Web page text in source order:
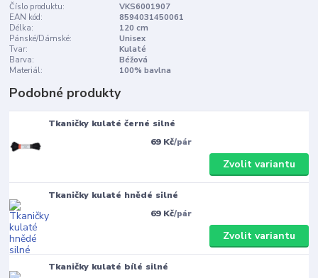
Číslo produktu:
VKS6001907
EAN kód:
8594031450061
Délka:
120 cm
Pánské/Dámské:
Unisex
Tvar:
Kulaté
Barva:
Béžová
Materiál:
100% bavlna
Podobné produkty
Tkaničky kulaté černé silné
69 Kč/pár
Zvolit variantu
Tkaničky kulaté hnědé silné
69 Kč/pár
Zvolit variantu
Tkaničky kulaté bílé silné